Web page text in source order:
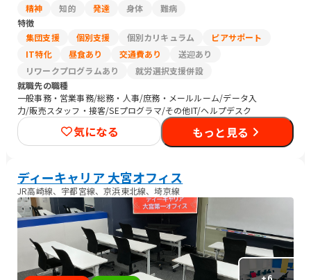
精神
知的 発達 身体
難病
特徴
集団支援
個別支援 個別カリキュラム
ピアサポート
IT特化
昼食あり 交通費あり
送迎あり
リワークプログラムあり
就労選択支援併設
就職先の職種
一般事務・営業事務/総務・人事/庶務・メールルーム/データ入
力/販売スタッフ・接客/SEプログラマ/その他IT/ヘルプデスク
気になる もっと見る
ディーキャリア 大宮オフィス
JR高崎線、宇都宮線、京浜東北線、埼京線